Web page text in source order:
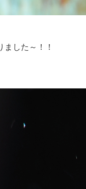
した～！！